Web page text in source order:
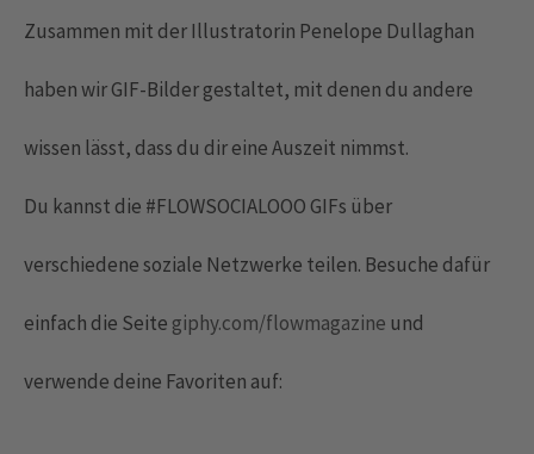
Zusammen mit der Illustratorin Penelope Dullaghan
haben wir GIF-Bilder gestaltet, mit denen du andere
wissen lässt, dass du dir eine Auszeit nimmst.
Du kannst die #FLOWSOCIALOOO GIFs über
verschiedene soziale Netzwerke teilen. Besuche dafür
einfach die Seite giphy.com/flowmagazine und
verwende deine Favoriten auf: